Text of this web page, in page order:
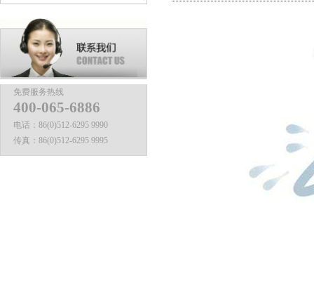
免费服务热线
400-065-6886
电话： 86(0)512-6295 9990
传真： 86(0)512-6295 9995